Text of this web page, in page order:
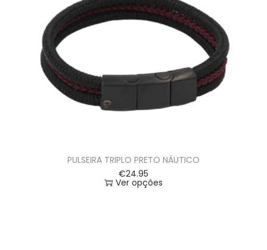
PULSEIRA TRIPLO PRETO NÁUTICO
€24.95
Ver opções